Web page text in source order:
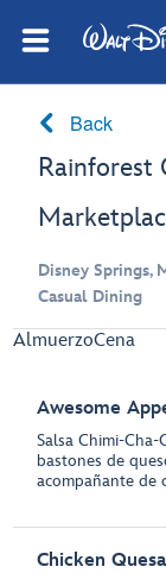
Back
Rainforest
Disney Springs,
Casual Dining
AlmuerzoCena
Awesome
Salsa Chimi-Cha-
bastones de
acompañante de
Chicken